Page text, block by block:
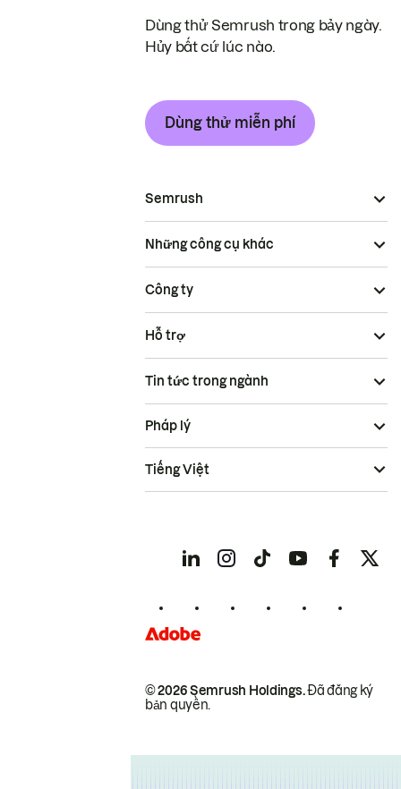
Dùng thử Semrush trong bảy ngày.
Hủy bất cứ lúc nào.
Dùng thử miễn phí
Semrush
Những công cụ khác
Công ty
Hỗ trợ
Tin tức trong ngành
© 2026 Semrush Holdings.Đã đăng ký
bản quyền.
Pháp lý
Tiếng Việt